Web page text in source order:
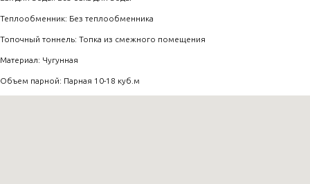
Теплообменник: Без теплообменника
Топочный тоннель: Топка из смежного помещения
Материал: Чугунная
Объем парной: Парная 10-18 куб.м